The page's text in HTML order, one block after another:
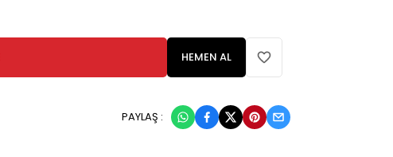
HEMEN AL
PAYLAŞ :